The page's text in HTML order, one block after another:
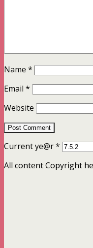
Name *
Email *
Website
Current ye@r*
All content Copyright